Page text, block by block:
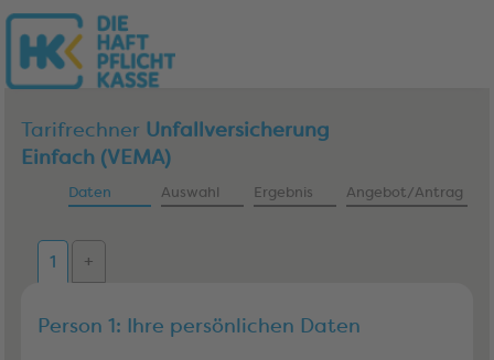
Tarifrechner Unfallversicherung
Einfach (VEMA)
Daten Auswahl Ergebnis Angebot/Antrag
1 +
Person 1: Ihre persönlichen Daten